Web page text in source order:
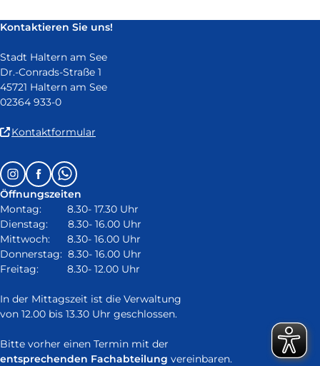
Kontaktieren Sie uns!
Stadt Haltern am See
Dr.-Conrads-Straße 1
45721 Haltern am See
02364 933-0
Kontaktformular
in
neuem
Fenster)
Follow
us
on:
InstagramFacebookWhatsapp
Öffnungszeiten
Montag: 8.30- 17.30 Uhr
Dienstag: 8.30- 16.00 Uhr
Mittwoch: 8.30- 16.00 Uhr
Donnerstag: 8.30- 16.00 Uhr
Freitag: 8.30- 12.00 Uhr
In der Mittagszeit ist die Verwaltung
von 12.00 bis 13.30 Uhr geschlossen.
Bitte vorher einen Termin mit der
entsprechenden Fachabteilung vereinbaren.